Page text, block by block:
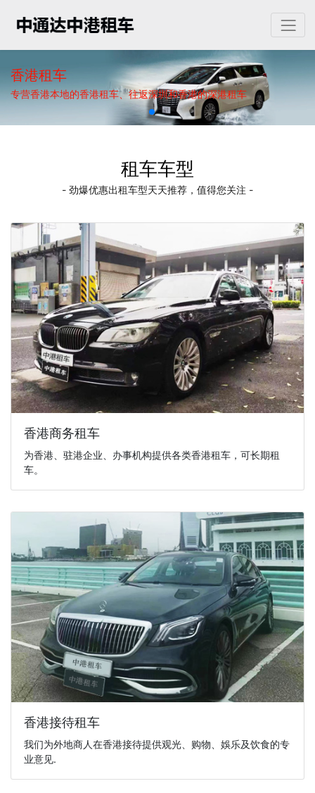
香港租车
专营香港本地的香港租车、往返深圳和香港的深港租车
租车车型
- 劲爆优惠出租车型天天推荐，值得您关注 -
香港商务租车
为香港、驻港企业、办事机构提供各类香港租车，可长期租
车。
香港接待租车
我们为外地商人在香港接待提供观光、购物、娛乐及饮食的专
业意见.